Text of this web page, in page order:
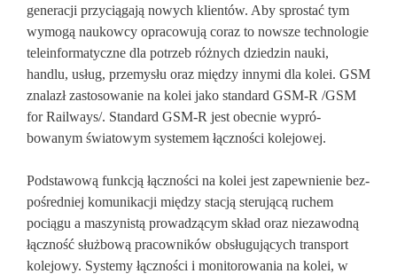
generacji przyciągają no­wych klientów. Aby sprostać tym
wymogą naukowcy opracowują coraz to now­sze techno­logie
teleinformatycz­ne dla potrzeb różnych dziedzin nauki,
handlu, usług, przemy­słu oraz między innymi dla kolei. GSM
znalazł zastosowanie na kolei jako standard GSM-R /GSM
for Railways/. Stan­dard GSM-R jest obecnie wypró­
bowanym świato­wym systemem łączności kolejowej.
Podstawową funkcją łączności na kolei jest zapewnie­nie bez­
pośredniej komuni­kacji między stacją sterującą ruchem
pociągu a maszyni­stą prowadzącym skład oraz niezawodną
łączność służbową pracowników ob­sługujących trans­port
kolejo­wy. Systemy łączności i monitorowania na ko­lei, w